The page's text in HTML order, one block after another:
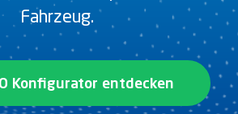
Fahrzeug.
Konfigurator entdecken